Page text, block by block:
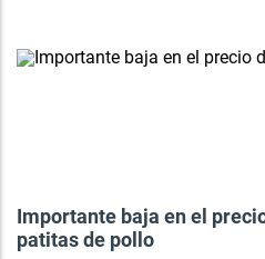
Importante baja en el
patitas de pollo